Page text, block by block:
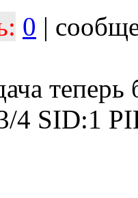
0 |
4 SID:1